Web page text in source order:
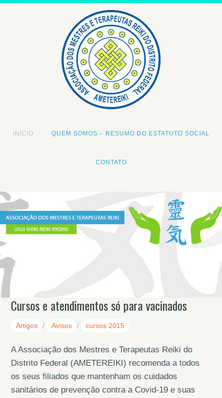
INÍCIO QUEM SOMOS – RESUMO DO ESTATUTO SOCIAL
CONTATO
Cursos e atendimentos só para vacinados
Artigos / Avisos / cursos 2015
A Associação dos Mestres e Terapeutas Reiki do
Distrito Federal (AMETEREIKI) recomenda a todos
os seus filiados que mantenham os cuidados
sanitários de prevenção contra a Covid-19 e suas